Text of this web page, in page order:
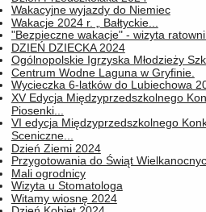
Wakacyjne wyjazdy do Niemiec
Wakacje 2024 r. „ Bałtyckie...
"Bezpieczne wakacje" - wizyta
DZIEŃ DZIECKA 2024
Ogólnopolskie Igrzyska Młodzieży
Centrum Wodne Laguna w Gryfinie.
Wycieczka 6-latków do Lubiechowa
XV Edycja Międzyprzedszkolnego
Piosenki...
VI edycja Międzyprzedszkolnego
Sceniczne...
Dzień Ziemi 2024
Przygotowania do Świąt
Mali ogrodnicy
Wizyta u Stomatologa
Witamy wiosnę 2024